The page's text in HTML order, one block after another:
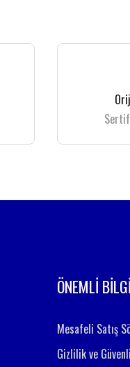
ÖNEMLİ
Mesafeli Satış
Gizlilik ve